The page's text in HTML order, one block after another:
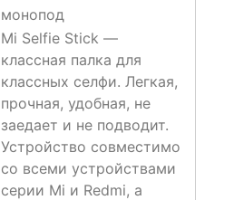
монопод
Mi Selfie Stick —
классная палка для
классных селфи. Легкая,
прочная, удобная, не
заедает и не подводит.
Устройство совместимо
со всеми устройствами
серии Mi и Redmi, а